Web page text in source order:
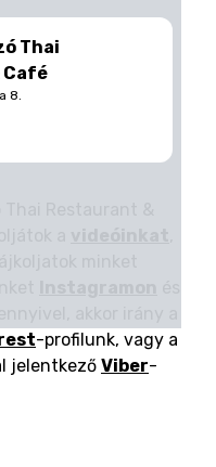
Thai
Café
8.
-profilunk, vagy a
jelentkező Viber-